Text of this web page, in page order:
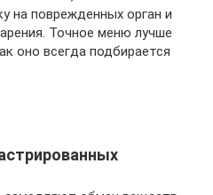
на поврежденных орган и
Точное меню лучше
оно всегда подбирается